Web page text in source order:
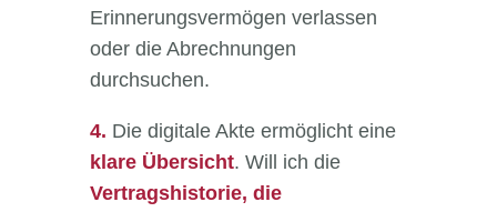
Erinnerungsvermögen verlassen
oder die Abrechnungen
durchsuchen.
4. Die digitale Akte ermöglicht eine
klare Übersicht. Will ich die
Vertragshistorie, die